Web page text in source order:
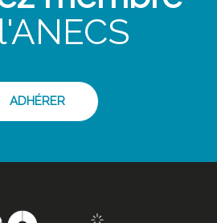
ADHÉRER